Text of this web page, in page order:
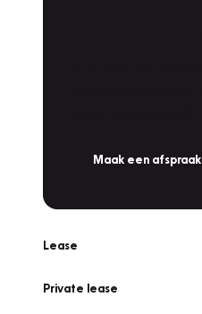
Maak een afspraak
Lease
Private lease